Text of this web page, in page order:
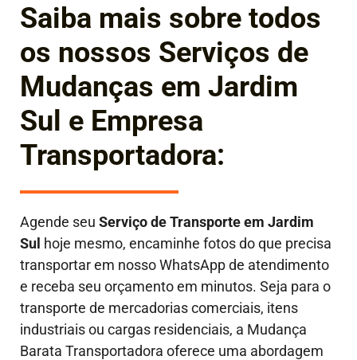
Saiba mais sobre todos
os nossos Serviços de
Mudanças em Jardim
Sul e Empresa
Transportadora:
Agende seu Serviço de Transporte em Jardim
Sul hoje mesmo, encaminhe fotos do que precisa
transportar em nosso WhatsApp de atendimento
e receba seu orçamento em minutos. Seja para o
transporte de mercadorias comerciais, itens
industriais ou cargas residenciais, a Mudança
Barata Transportadora oferece uma abordagem